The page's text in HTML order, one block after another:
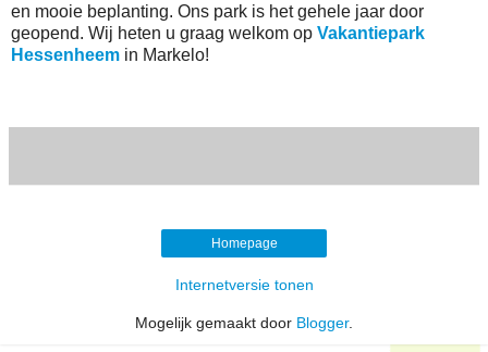
en mooie beplanting. Ons park is het gehele jaar door
geopend. Wij heten u graag welkom op Vakantiepark
Hessenheem in Markelo!
Homepage
Internetversie tonen
Mogelijk gemaakt door Blogger.